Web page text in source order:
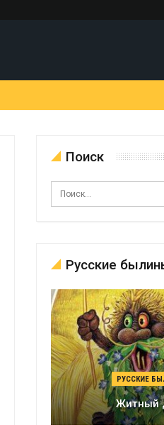
Поиск
Русские
РУССКИЕ
Житный